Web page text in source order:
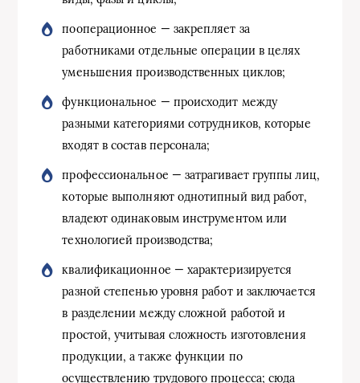
пооперационное — закрепляет за
работниками отдельные операции в целях
уменьшения производственных циклов;
функциональное — происходит между
разными категориями сотрудников, которые
входят в состав персонала;
профессиональное — затрагивает группы лиц,
которые выполняют однотипный вид работ,
владеют одинаковым инструментом или
технологией производства;
квалификационное — характеризируется
разной степенью уровня работ и заключается
в разделении между сложной работой и
простой, учитывая сложность изготовления
продукции, а также функции по
осуществлению трудового процесса; сюда